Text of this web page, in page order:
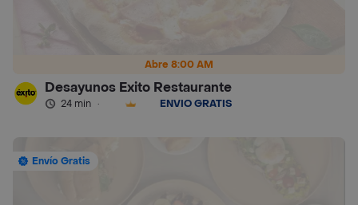
Abre 8:00 AM
Desayunos Exito Restaurante
24 min · ENVÍO GRATIS
Envío Gratis